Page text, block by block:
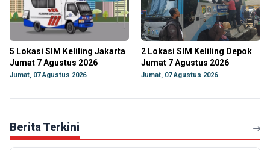
5 Lokasi SIM Keliling Jakarta
Jumat 7 Agustus 2026
Jumat, 07 Agustus 2026
2 Lokasi SIM Keliling Depok
Jumat 7 Agustus 2026
Jumat, 07 Agustus 2026
Berita Terkini